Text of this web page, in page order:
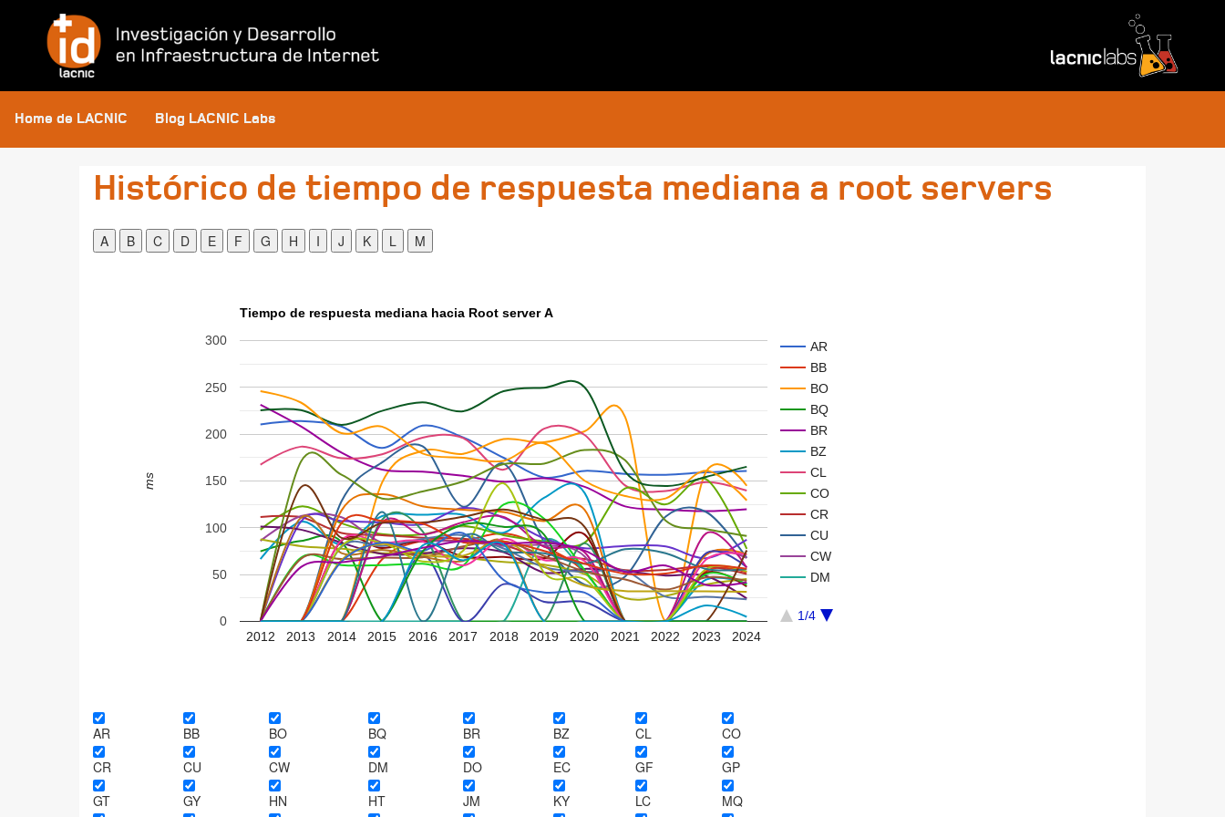
Home de LACNIC Blog LACNIC Labs
Histórico de tiempo de respuesta mediana a root servers
Tiempo de respuesta mediana hacia Root server A
AR
BB
BO
BQ
BR
BZ
CL
CO
CR
CU
CW
DM
1/4
2012
2013 2014 2015 2016 2017 2018 2019 2020 2021 2022 2023 2024
0
50
100
150
200
250
300
ms
AR BB BO BQ BR BZ CL
CO
CR
CU CW DM DO EC GF
GP
GT
GY HN HT JM KY LC MQ